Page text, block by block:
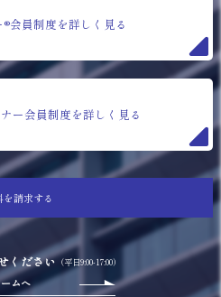
を請求する
ください （平日9:00-17:00）
ムへ
会員制度を詳しく見る
ー会員制度を詳しく見る